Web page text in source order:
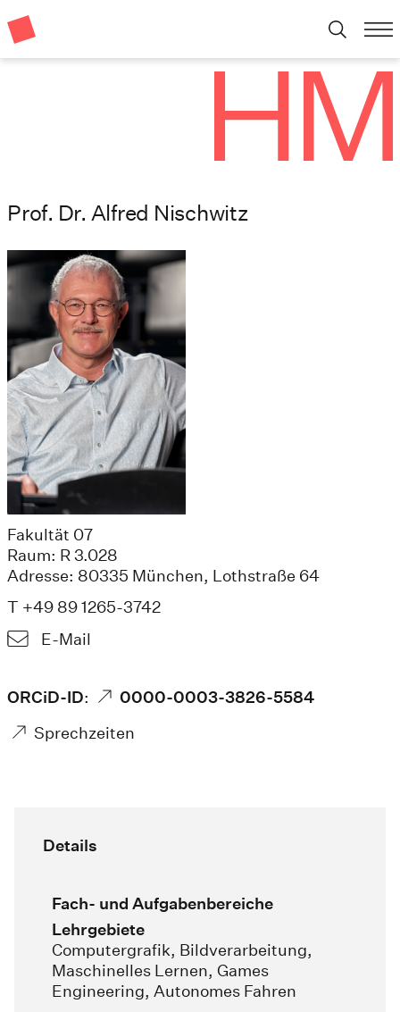
Prof. Dr. Alfred Nischwitz
Fakultät 07
Raum: R 3.028
Adresse: 80335 München, Lothstraße 64
T +49 89 1265-3742
E-Mail
ORCiD-ID:
0000-0003-3826-5584
Sprechzeiten
Details
Fach- und Aufgabenbereiche
Lehrgebiete
Computergrafik, Bildverarbeitung,
Maschinelles Lernen, Games
Engineering, Autonomes Fahren